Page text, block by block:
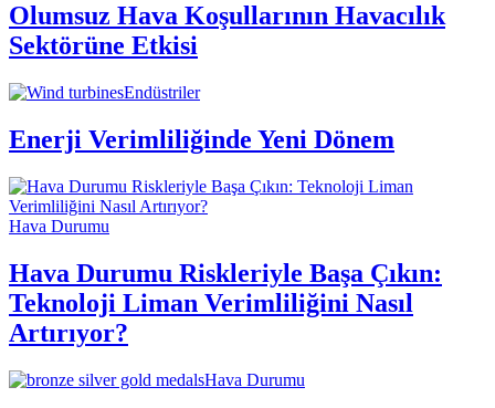
Olumsuz Hava Koşullarının Havacılık
Sektörüne Etkisi
Endüstriler
Enerji Verimliliğinde Yeni Dönem
Hava Durumu
Hava Durumu Riskleriyle Başa Çıkın:
Teknoloji Liman Verimliliğini Nasıl
Artırıyor?
Hava Durumu